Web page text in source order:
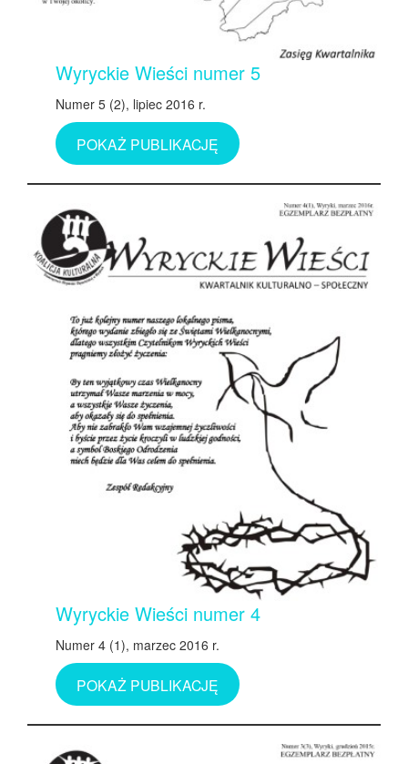
Wyryckie Wieści numer 5
Numer 5 (2), lipiec 2016 r.
POKAŻ PUBLIKACJĘ
Wyryckie Wieści numer 4
Numer 4 (1), marzec 2016 r.
POKAŻ PUBLIKACJĘ